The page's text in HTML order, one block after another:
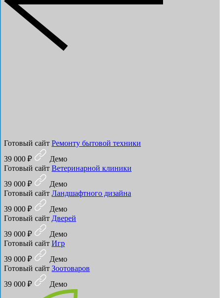
Готовый сайт Ремонту бытовой техники
39 000 ₽
Демо
Готовый сайт Ветеринарной клиники
39 000 ₽
Демо
Готовый сайт Ландшафтного дизайна
39 000 ₽
Демо
Готовый сайт Дверей
39 000 ₽
Демо
Готовый сайт Игр
39 000 ₽
Демо
Готовый сайт Зоотоваров
39 000 ₽
Демо